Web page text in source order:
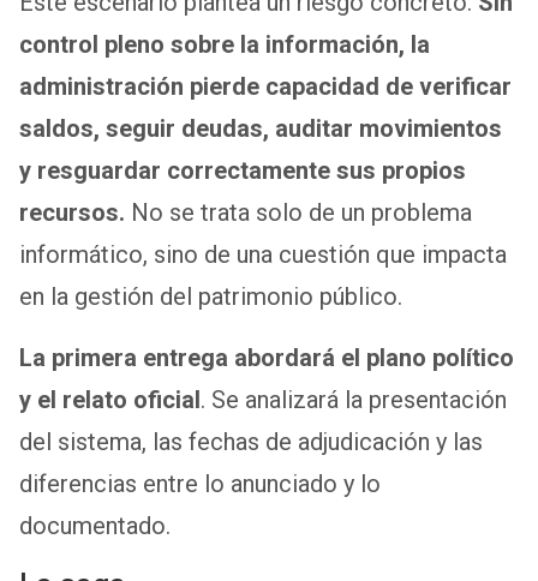
control pleno sobre la información, la
administración pierde capacidad de verificar
saldos, seguir deudas, auditar movimientos
y resguardar correctamente sus propios
recursos. No se trata solo de un problema
informático, sino de una cuestión que impacta
en la gestión del patrimonio público.
La primera entrega abordará el plano político
y el relato oficial. Se analizará la presentación
del sistema, las fechas de adjudicación y las
diferencias entre lo anunciado y lo
documentado.